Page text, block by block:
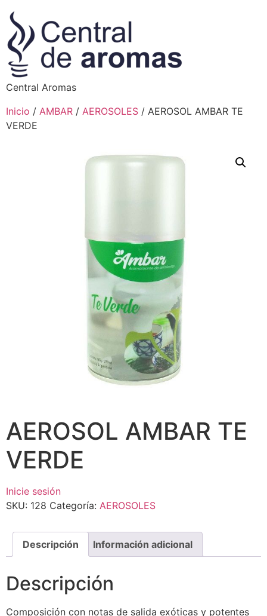
Central Aromas
Inicio / AMBAR / AEROSOLES / AEROSOL AMBAR TE
VERDE
AEROSOL AMBAR TE
VERDE
Inicie sesión
SKU: 128 Categoría: AEROSOLES
Descripción Información adicional
Descripción
Composición con notas de salida exóticas y potentes